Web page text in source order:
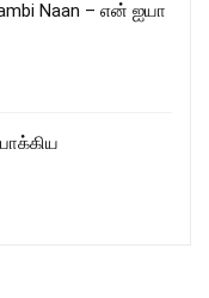
Naan – என் ஐயா